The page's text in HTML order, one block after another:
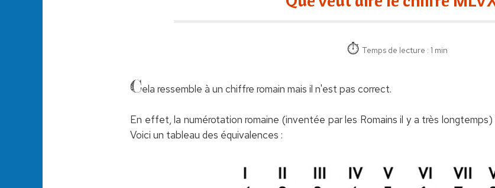
Temps de lecture : 1 min
Cela ressemble à un chiffre romain mais il n'est pas correct.
En effet, la numérotation romaine (inventée par les Romains il y a très
Voici un tableau des équivalences :